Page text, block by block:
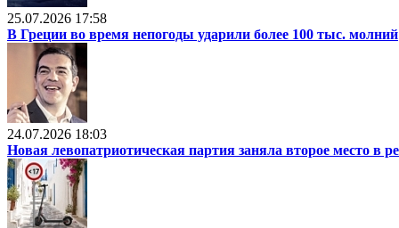
25.07.2026 17:58
В Греции во время непогоды ударили более 100 тыс. молний
24.07.2026 18:03
Новая левопатриотическая партия заняла второе место в